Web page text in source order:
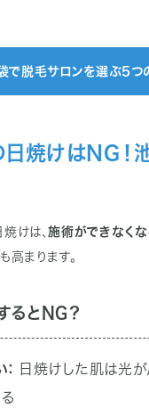
で脱毛サロンを選ぶ5つ
焼けはNG！
けは、施術ができなくな
も高まります。
るとNG？
日焼けした肌は光